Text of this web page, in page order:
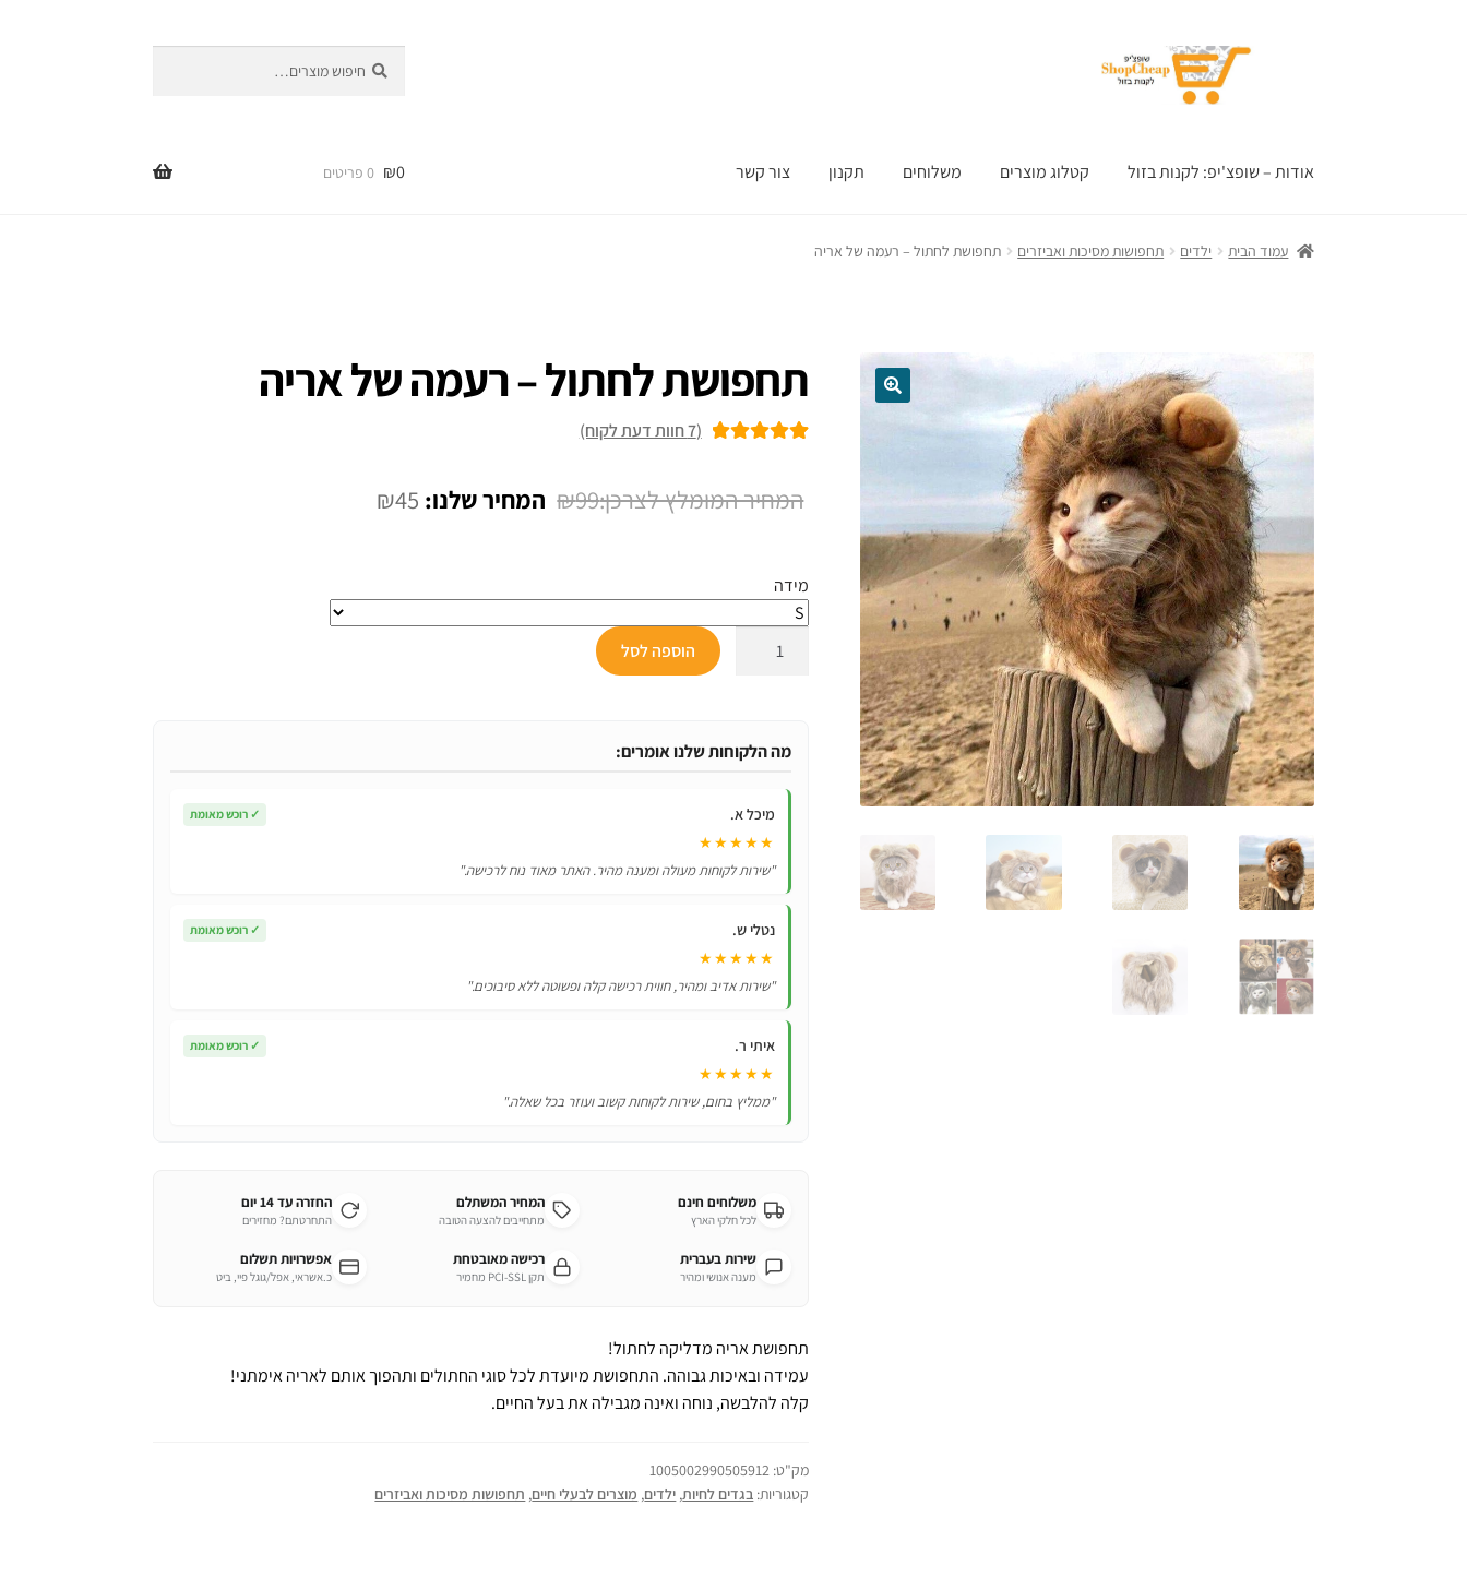
עבור:
אודות – שופצ'יפ: לקנות בזול קטלוג מוצרים משלוחים תקנון צור קשר ₪0 0 פריטים
עמוד הבית ילדים תחפושות מסיכות ואביזרים תחפושת לחתול – רעמה של אריה
תחפושת לחתול – רעמה של אריה
עלדירוגים של
(
7חוות דעת לקוח)
₪99
המחיר
₪45 המחיר
₪45.
מידה
של
הוספה לסל
מה הלקוחות שלנו אומרים:
מיכל א. ✓ רוכש מאומת
★★★★★
"שירות לקוחות מעולה ומענה מהיר. האתר מאוד נוח לרכישה."
נטלי ש. ✓ רוכש מאומת
★★★★★
"שירות אדיב ומהיר, חווית רכישה קלה ופשוטה ללא סיבוכים."
איתי ר. ✓ רוכש מאומת
★★★★★
"ממליץ בחום, שירות לקוחות קשוב ועוזר בכל שאלה."
משלוחים חינם
לכל חלקי הארץ
המחיר המשתלם
מתחייבים להצעה הטובה
החזרה עד 14 יום
התחרטתם? מחזירים
שירות בעברית
מענה אנושי ומהיר
רכישה מאובטחת
תקן PCI-SSL מחמיר
אפשרויות תשלום
כ.אשראי, אפל/גוגל פיי, ביט
תחפושת אריה מדליקה לחתול!
עמידה ובאיכות גבוהה. התחפושת מיועדת לכל סוגי החתולים ותהפוך אותם לאריה אימתני!
קלה להלבשה, נוחה ואינה מגבילה את בעל החיים.
מק"ט: 1005002990505912
קטגוריות: בגדים לחיות, ילדים, מוצרים לבעלי חיים, תחפושות מסיכות ואביזרים